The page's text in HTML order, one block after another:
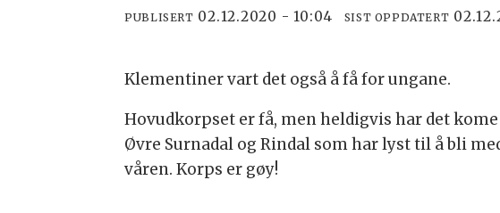
PUBLISERT 02.12.2020 - 10:04 SIST OPPDATERT
Klementiner vart det også å få for ungane.
Hovudkorpset er få, men heldigvis har det
Øvre Surnadal og Rindal som har lyst til å bli
våren. Korps er gøy!